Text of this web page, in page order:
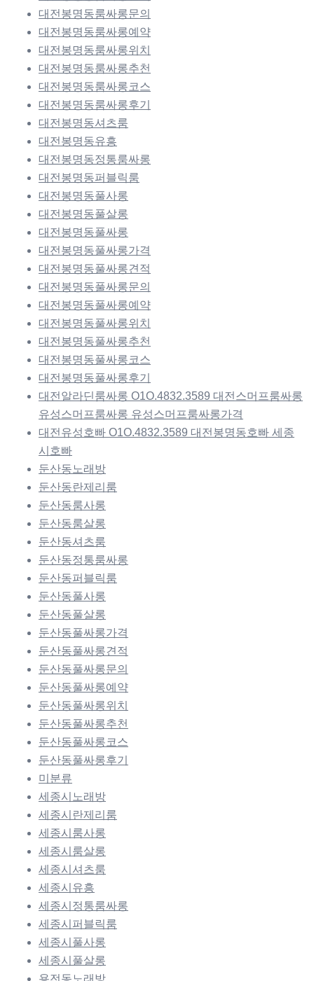
대전봉명동룸싸롱문의
대전봉명동룸싸롱예약
대전봉명동룸싸롱위치
대전봉명동룸싸롱추천
대전봉명동룸싸롱코스
대전봉명동룸싸롱후기
대전봉명동셔츠룸
대전봉명동유흥
대전봉명동정통룸싸롱
대전봉명동퍼블릭룸
대전봉명동풀사롱
대전봉명동풀살롱
대전봉명동풀싸롱
대전봉명동풀싸롱가격
대전봉명동풀싸롱견적
대전봉명동풀싸롱문의
대전봉명동풀싸롱예약
대전봉명동풀싸롱위치
대전봉명동풀싸롱추천
대전봉명동풀싸롱코스
대전봉명동풀싸롱후기
대전알라딘룸싸롱 O1O.4832.3589 대전스머프룸싸롱
유성스머프룸싸롱 유성스머프룸싸롱가격
대전유성호빠 O1O.4832.3589 대전봉명동호빠 세종
시호빠
둔산동노래방
둔산동란제리룸
둔산동룸사롱
둔산동룸살롱
둔산동셔츠룸
둔산동정통룸싸롱
둔산동퍼블릭룸
둔산동풀사롱
둔산동풀살롱
둔산동풀싸롱가격
둔산동풀싸롱견적
둔산동풀싸롱문의
둔산동풀싸롱예약
둔산동풀싸롱위치
둔산동풀싸롱추천
둔산동풀싸롱코스
둔산동풀싸롱후기
미분류
세종시노래방
세종시란제리룸
세종시룸사롱
세종시룸살롱
세종시셔츠룸
세종시유흥
세종시정통룸싸롱
세종시퍼블릭룸
세종시풀사롱
세종시풀살롱